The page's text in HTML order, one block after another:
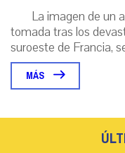
La imagen de un
tomada tras los
suroeste de Francia,
MÁS